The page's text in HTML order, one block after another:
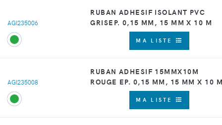
AGI235006
RUBAN ADHESIF ISOLANT PVC
GRISEP. 0,15 MM, 15 MM X 10 M
MA LISTE
AGI235008
RUBAN ADHESIF 15MMX10M
ROUGE EP. 0,15 MM, 15 MM X 10
MA LISTE